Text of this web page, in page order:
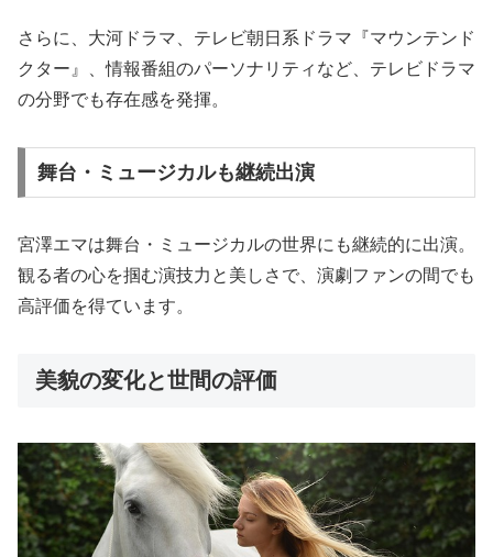
さらに、大河ドラマ、テレビ朝日系ドラマ『マウンテンド
クター』、情報番組のパーソナリティなど、テレビドラマ
の分野でも存在感を発揮。
舞台・ミュージカルも継続出演
宮澤エマは舞台・ミュージカルの世界にも継続的に出演。
観る者の心を掴む演技力と美しさで、演劇ファンの間でも
高評価を得ています。
美貌の変化と世間の評価